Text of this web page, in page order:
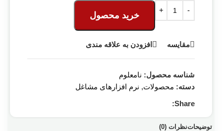
خرید محصول
مقایسه افزودن به علاقه مندی
شناسه محصول: نامعلوم
دسته: محصولات, نرم افزارهای مشاغل
Share:
توضیحاتنظرات (0)